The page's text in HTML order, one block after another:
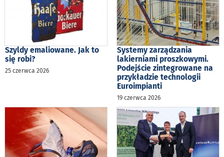
Szyldy emaliowane. Jak to
się robi?
25 czerwca 2026
Systemy zarządzania
lakierniami proszkowymi.
Podejście zintegrowane na
przykładzie technologii
Euroimpianti
19 czerwca 2026